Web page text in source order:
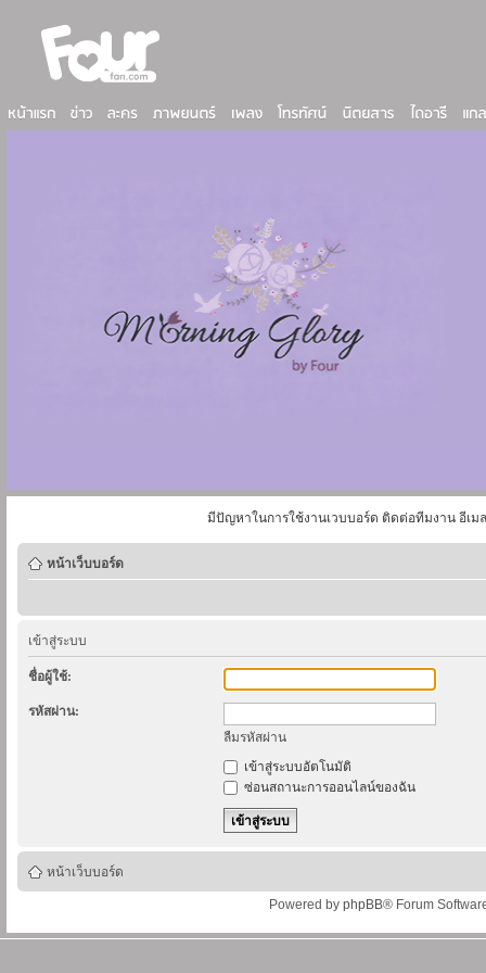
มีปัญหาในการใช้งานเวบบอร์ด ติดต่อทีมงาน อีเม
หน้าเว็บบอร์ด
เข้าสู่ระบบ
ชื่อผู้ใช้:
รหัสผ่าน:
ลืมรหัสผ่าน
เข้าสู่ระบบอัตโนมัติ
ซ่อนสถานะการออนไลน์ของฉัน
หน้าเว็บบอร์ด
Powered by phpBB® Forum